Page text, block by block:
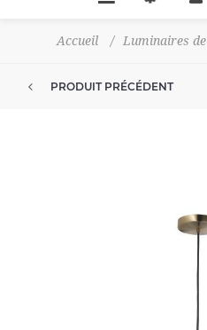
Accueil / Luminaires
PRODUIT PRÉCÉDENT